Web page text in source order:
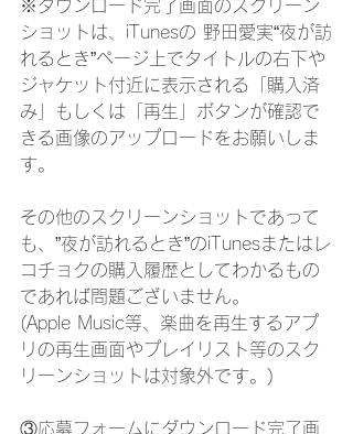
※ダウンロード完了画面のスクリーン
ショットは、iTunesの 野田愛実“夜が訪
れるとき”ページ上でタイトルの右下や
ジャケット付近に表示される「購入済
み」もしくは「再生」ボタンが確認で
きる画像のアップロードをお願いしま
す。
その他のスクリーンショットであって
も、”夜が訪れるとき”のiTunesまたはレ
コチョクの購入履歴としてわかるもの
であれば問題ございません。
(Apple Music等、楽曲を再生するアプ
リの再生画面やプレイリスト等のスク
リーンショットは対象外です。)
③応募フォームにダウンロード完了画